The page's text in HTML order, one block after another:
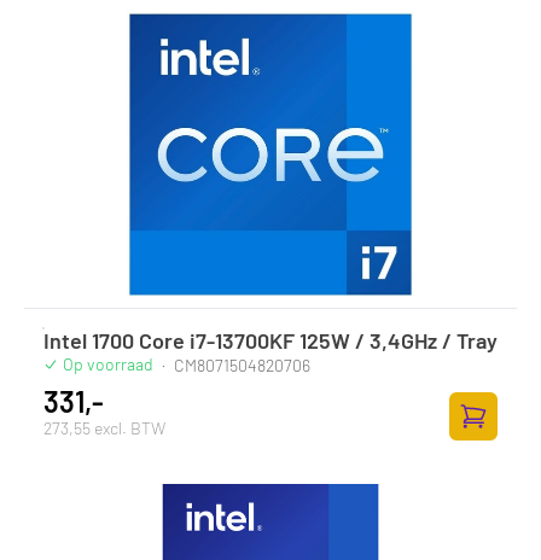
Intel 1700 Core i7-13700KF 125W / 3,4GHz / Tray
Op voorraad · CM8071504820706
331,-
273,55 excl. BTW
Zum